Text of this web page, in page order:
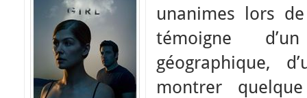
unanimes lors
témoigne
géographique,
montrer